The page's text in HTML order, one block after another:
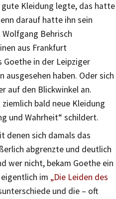
gute Kleidung legte, das hatte
darauf hatte ihn sein
Behrisch
aus Frankfurt
in der Leipziger
haben. Oder sich
auf den Blickwinkel an.
bald neue Kleidung
und Wahrheit“ schildert.
denen sich damals das
abgrenzte und deutlich
wer nicht, bekam Goethe ein
im „Die Leiden des
und die – oft